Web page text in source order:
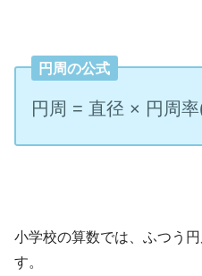
円周の公式
円周 = 直径 × 円周
小学校の算数では、ふつう
す。